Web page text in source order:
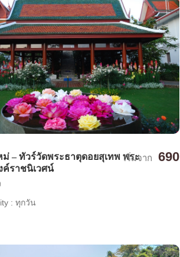
ม่ – ทัวร์วัดพระธาตุดอยสุเทพ พระ
ราชนิเวศน์
เริ่มจาก 690
: ทุกวัน